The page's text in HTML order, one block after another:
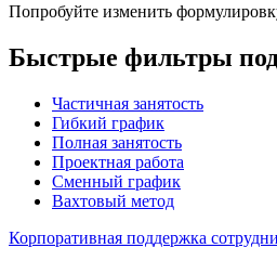
Попробуйте изменить
Быстрые фильтры
Частичная занятость
Гибкий график
Полная занятость
Проектная работа
Сменный график
Вахтовый метод
Корпоративная поддержка